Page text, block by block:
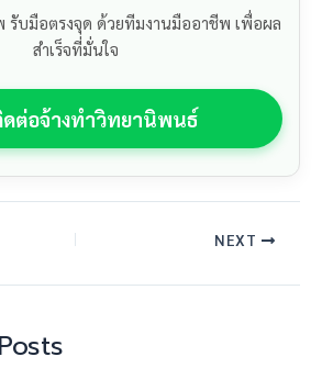
บมือตรงจุด ด้วยทีมงานมืออาชีพ เพื่อผล
สำเร็จที่มั่นใจ
ดต่อจ้างทำวิทยานิพนธ์
NEXT